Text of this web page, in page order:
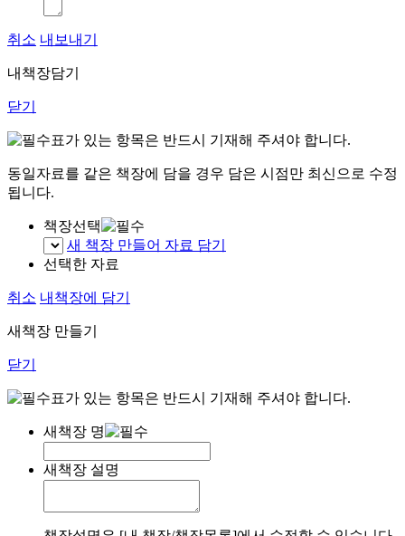
취소 내보내기
내책장담기
닫기
표가 있는 항목은 반드시 기재해 주셔야 합니다.
동일자료를 같은 책장에 담을 경우 담은 시점만 최신으로 수정
됩니다.
책장선택
새 책장 만들어 자료 담기
선택한 자료
취소 내책장에 담기
새책장 만들기
닫기
표가 있는 항목은 반드시 기재해 주셔야 합니다.
새책장 명
새책장 설명